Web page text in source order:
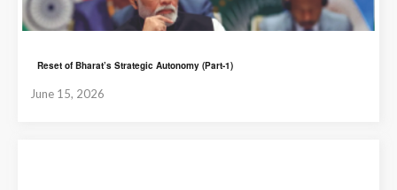
Reset of Bharat’s Strategic Autonomy (Part-1)
June 15, 2026